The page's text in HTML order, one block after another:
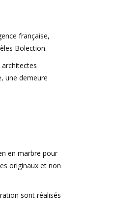
française,
Bolection.
une demeure
en marbre pour
originaux et non
sont réalisés